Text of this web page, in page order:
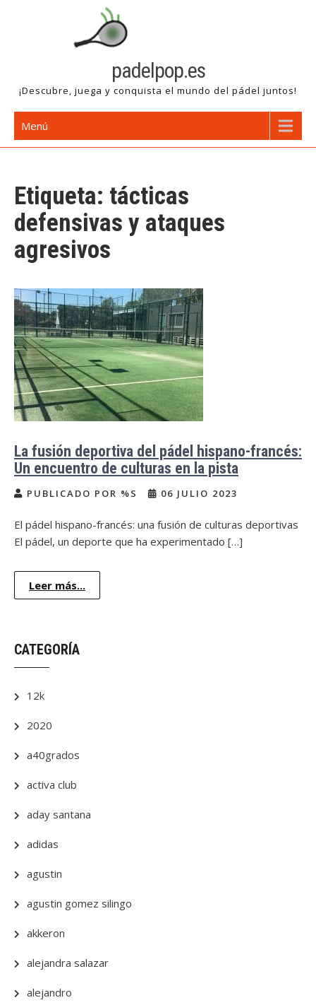
padelpop.es
¡Descubre, juega y conquista el mundo del pádel juntos!
Menú
Etiqueta: tácticas
defensivas y ataques
agresivos
La fusión deportiva del pádel hispano-francés:
Un encuentro de culturas en la pista
PUBLICADO POR %S 06 JULIO 2023
El pádel hispano-francés: una fusión de culturas deportivas
El pádel, un deporte que ha experimentado […]
Leer más...
CATEGORÍA
12k
2020
a40grados
activa club
aday santana
adidas
agustin
agustin gomez silingo
akkeron
alejandra salazar
alejandro